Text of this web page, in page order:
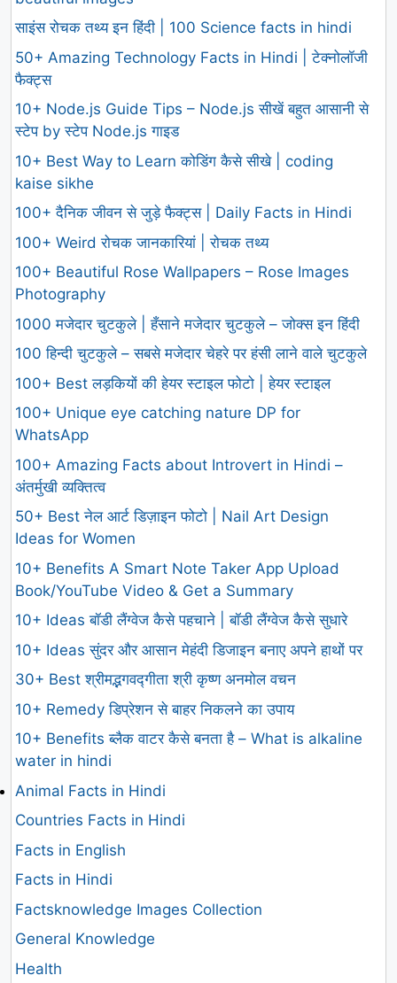
साइंस रोचक तथ्य इन हिंदी | 100 Science facts in hindi
50+ Amazing Technology Facts in Hindi | टेक्नोलॉजी
फैक्ट्स
10+ Node.js Guide Tips – Node.js सीखें बहुत आसानी से
स्टेप by स्टेप Node.js गाइड
10+ Best Way to Learn कोडिंग कैसे सीखे | coding
kaise sikhe
100+ दैनिक जीवन से जुड़े फैक्ट्स | Daily Facts in Hindi
100+ Weird रोचक जानकारियां | रोचक तथ्य
100+ Beautiful Rose Wallpapers – Rose Images
Photography
1000 मजेदार चुटकुले | हँसाने मजेदार चुटकुले – जोक्स इन हिंदी
100 हिन्दी चुटकुले – सबसे मजेदार चेहरे पर हंसी लाने वाले चुटकुले
100+ Best लड़कियों की हेयर स्टाइल फोटो | हेयर स्टाइल
100+ Unique eye catching nature DP for
WhatsApp
100+ Amazing Facts about Introvert in Hindi –
अंतर्मुखी व्यक्तित्व
50+ Best नेल आर्ट डिज़ाइन फोटो | Nail Art Design
Ideas for Women
10+ Benefits A Smart Note Taker App Upload
Book/YouTube Video & Get a Summary
10+ Ideas बॉडी लैंग्वेज कैसे पहचाने | बॉडी लैंग्वेज कैसे सुधारे
10+ Ideas सुंदर और आसान मेहंदी डिजाइन बनाए अपने हाथों पर
30+ Best श्रीमद्भगवद्गीता श्री कृष्ण अनमोल वचन
10+ Remedy डिप्रेशन से बाहर निकलने का उपाय
10+ Benefits ब्लैक वाटर कैसे बनता है – What is alkaline
water in hindi
Animal Facts in Hindi
Countries Facts in Hindi
Facts in English
Facts in Hindi
Factsknowledge Images Collection
General Knowledge
Health